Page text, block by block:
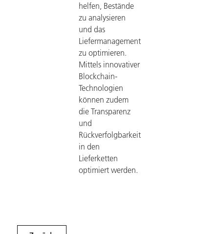
helfen, Bestände
zu analysieren
und das
Liefermanagement
zu optimieren.
Mittels innovativer
Blockchain-
Technologien
können zudem
die Transparenz
und
Rückverfolgbarkeit
in den
Lieferketten
optimiert werden.